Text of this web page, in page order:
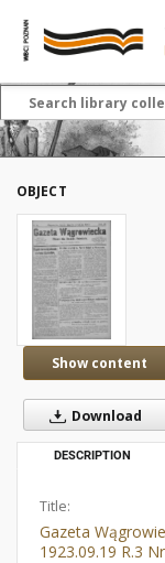
OBJECT
Show content
Download
DESCRIPTION
Title:
Gazeta
1923.09.19 R.3